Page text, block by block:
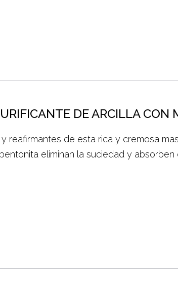
DE ARCILLA CON
reafirmantes de esta rica y cremosa
eliminan la suciedad y absorben